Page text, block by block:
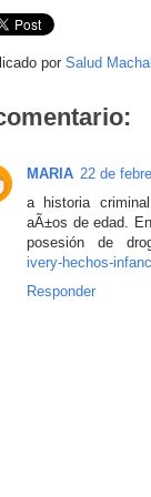
por Salud
MARIA 22 de
a historia
aÃ±os de edad.
posesión de
ivery-hechos-
Responder